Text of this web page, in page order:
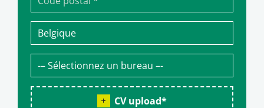
CV upload*